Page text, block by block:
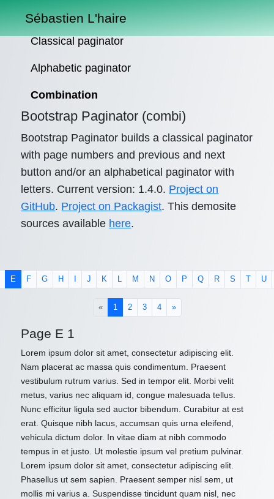
Sébastien L'haire
Classical paginator
Alphabetic paginator
Combination
Bootstrap Paginator (combi)
Bootstrap Paginator builds a classical paginator
with page numbers and previous and next
button and/or an alphabetical paginator with
letters. Current version: 1.4.0. Project on
GitHub. Project on Packagist. This demosite
sources available here.
E F G H J K L M N O P Q R S U
« 1 (current)
2 3 4 »
Page E 1
Lorem ipsum dolor sit amet, consectetur adipiscing elit.
Nam placerat ac massa quis condimentum. Praesent
vestibulum rutrum varius. Sed in tempor elit. Morbi velit
metus, varius nec aliquam id, congue malesuada tellus.
Nunc efficitur ligula sed auctor bibendum. Curabitur at est
erat. Quisque nibh lacus, accumsan quis urna eleifend,
vehicula dictum dolor. In vitae diam at nibh commodo
tempus in et justo. Ut molestie ipsum vel pretium pulvinar.
Lorem ipsum dolor sit amet, consectetur adipiscing elit.
Phasellus ut sem sapien. Praesent semper nisl sem, ut
mollis mi varius a. Suspendisse tincidunt quam nisl, nec